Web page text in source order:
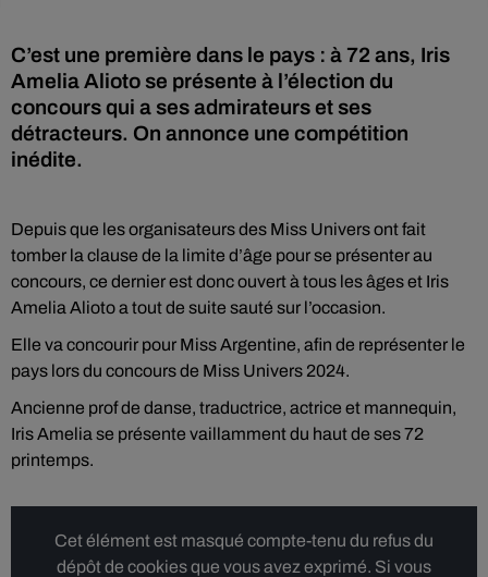
C’est une première dans le pays : à 72 ans, Iris
Amelia Alioto se présente à l’élection du
concours qui a ses admirateurs et ses
détracteurs. On annonce une compétition
inédite.
Depuis que les organisateurs des Miss Univers ont fait
tomber la clause de la limite d’âge pour se présenter au
concours, ce dernier est donc ouvert à tous les âges et Iris
Amelia Alioto a tout de suite sauté sur l’occasion.
Elle va concourir pour Miss Argentine, afin de représenter le
pays lors du concours de Miss Univers 2024.
Ancienne prof de danse, traductrice, actrice et mannequin,
Iris Amelia se présente vaillamment du haut de ses 72
printemps.
Cet élément est masqué compte-tenu du refus du
dépôt de cookies que vous avez exprimé. Si vous